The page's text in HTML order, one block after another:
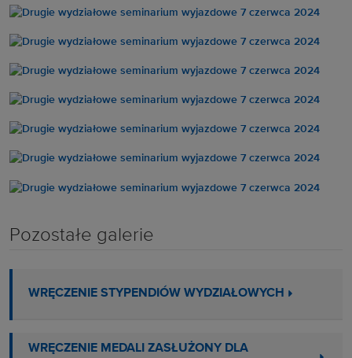
Pozostałe galerie
WRĘCZENIE STYPENDIÓW WYDZIAŁOWYCH
WRĘCZENIE MEDALI ZASŁUŻONY DLA